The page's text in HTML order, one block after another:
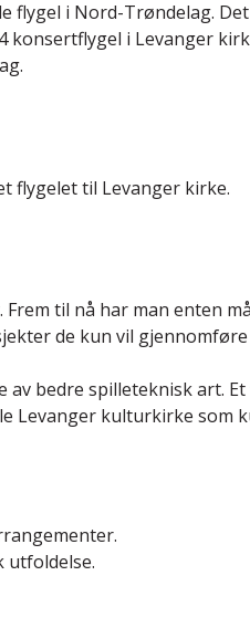
flygel i Nord-Trøndelag.
konsertflygel i Levanger
flygelet til Levanger kirke.
til nå har man enten
de kun vil gjennomføre
bedre spilleteknisk art. Et
Levanger kulturkirke som
utfoldelse.